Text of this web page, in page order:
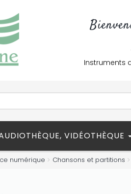
Instruments
VIDÉOTHÈQUE
numérique Chansons et partitions
amount on your